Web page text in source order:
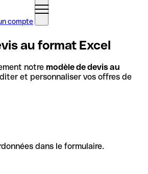
compte
au format Excel
notre modèle de devis au
et personnaliser vos offres de
dans le formulaire.